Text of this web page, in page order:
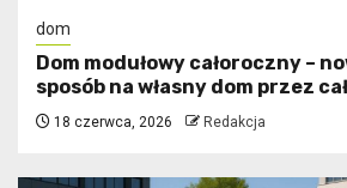
dom
Dom modułowy całoroczny –
sposób na własny dom przez
18 czerwca, 2026 Redakcja